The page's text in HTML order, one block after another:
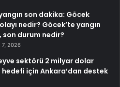
son dakika: Göcek
nedir? Göcek’te yangın
son durum nedir?
7, 2026
sektörü 2 milyar dolar
için Ankara’dan destek